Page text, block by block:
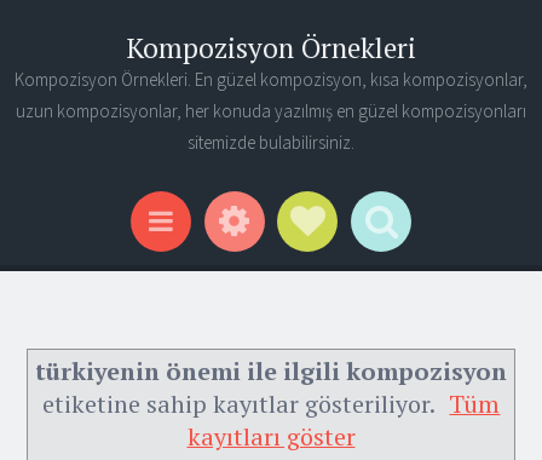
Kompozisyon Örnekleri
Kompozisyon Örnekleri. En güzel kompozisyon, kısa kompozisyonlar,
uzun kompozisyonlar, her konuda yazılmış en güzel kompozisyonları
sitemizde bulabilirsiniz.
Menu WidgetsSocial Links
Search
türkiyenin önemi ile ilgili kompozisyon
etiketine sahip kayıtlar gösteriliyor. Tüm
kayıtları göster